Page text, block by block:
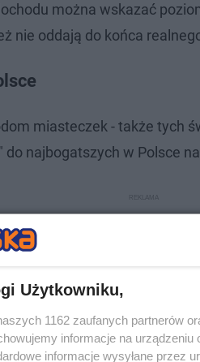
można wskazać
nie oddają do końca
miasteczek - także tych
do najbogatszych w Polsce
Użytkowniku,
1162 zaufanych partnerów
informacje na
informacje wysyłane przez